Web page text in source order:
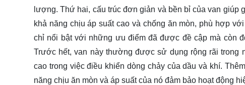
lượng. Thứ hai, cấu trúc đơn giản và bền bỉ của van giúp
khả năng chịu áp suất cao và chống ăn mòn, phù hợp
chỉ nổi bật với những ưu điểm đã được đề cập mà còn
Trước hết, van này thường được sử dụng rộng rãi trong
cao trong việc điều khiển dòng chảy của dầu và khí.
năng chịu ăn mòn và áp suất của nó đảm bảo hoạt động